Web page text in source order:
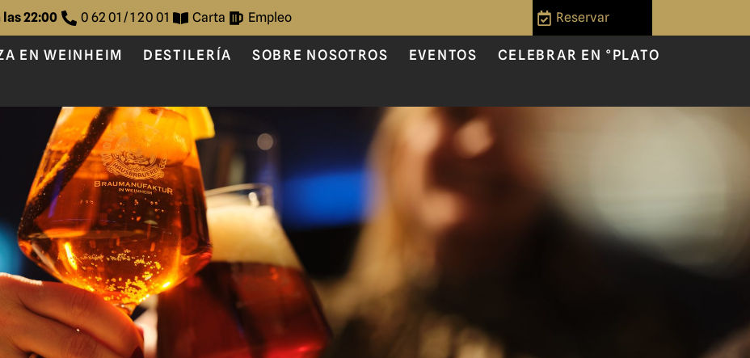
las 22:00 0 62 01 / 1 20 01 Carta Empleo Reservar
EN WEINHEIM DESTILERÍA SOBRE NOSOTROS EVENTOS CELEBRAR EN °PLATO